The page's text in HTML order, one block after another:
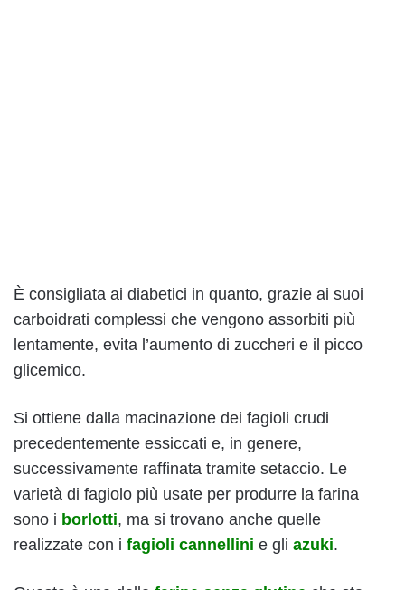
È consigliata ai diabetici in quanto, grazie ai suoi
carboidrati complessi che vengono assorbiti più
lentamente, evita l’aumento di zuccheri e il picco
glicemico.
Si ottiene dalla macinazione dei fagioli crudi
precedentemente essiccati e, in genere,
successivamente raffinata tramite setaccio. Le
varietà di fagiolo più usate per produrre la farina
sono i borlotti, ma si trovano anche quelle
realizzate con i fagioli cannellini e gli azuki.